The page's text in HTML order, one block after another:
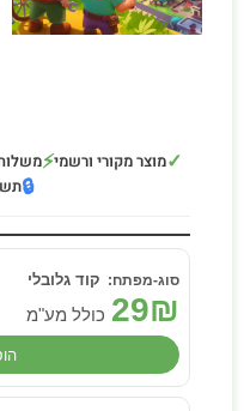
✓מוצר מקורי ורשמי⚡
🔒
קוד גלובלי
29₪ כולל מע"מ